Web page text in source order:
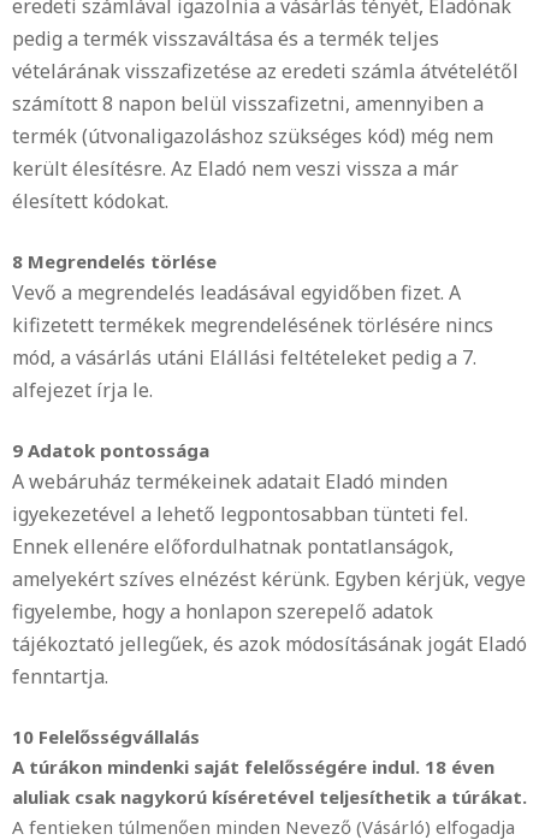
eredeti számlával igazolnia a vásárlás tényét, Eladónak
pedig a termék visszaváltása és a termék teljes
vételárának visszafizetése az eredeti számla átvételétől
számított 8 napon belül visszafizetni, amennyiben a
termék (útvonaligazoláshoz szükséges kód) még nem
került élesítésre. Az Eladó nem veszi vissza a már
élesített kódokat.
8 Megrendelés törlése
Vevő a megrendelés leadásával egyidőben fizet. A
kifizetett termékek megrendelésének törlésére nincs
mód, a vásárlás utáni Elállási feltételeket pedig a 7.
alfejezet írja le.
9 Adatok pontossága
A webáruház termékeinek adatait Eladó minden
igyekezetével a lehető legpontosabban tünteti fel.
Ennek ellenére előfordulhatnak pontatlanságok,
amelyekért szíves elnézést kérünk. Egyben kérjük, vegye
figyelembe, hogy a honlapon szerepelő adatok
tájékoztató jellegűek, és azok módosításának jogát Eladó
fenntartja.
10 Felelősségvállalás
A túrákon mindenki saját felelősségére indul. 18 éven
aluliak csak nagykorú kíséretével teljesíthetik a túrákat.
A fentieken túlmenően minden Nevező (Vásárló) elfogadja